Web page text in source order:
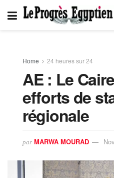
Home 24 heures sur 24
AE : Le
efforts de
régionale
par MARWA MOURAD